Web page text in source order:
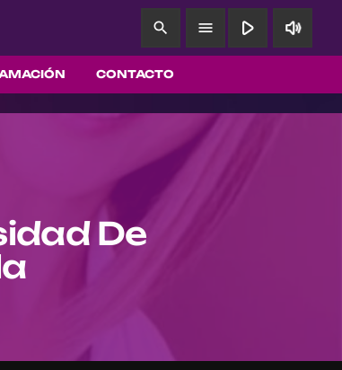
CONTACTO
search menu play_arrow volume_up
De